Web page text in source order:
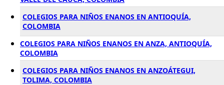
COLEGIOS PARA NIÑOS ENANOS EN ANTIOQUÍA,
COLOMBIA
COLEGIOS PARA NIÑOS ENANOS EN ANZA, ANTIOQUÍA,
COLOMBIA
COLEGIOS PARA NIÑOS ENANOS EN ANZOÁTEGUI,
TOLIMA, COLOMBIA